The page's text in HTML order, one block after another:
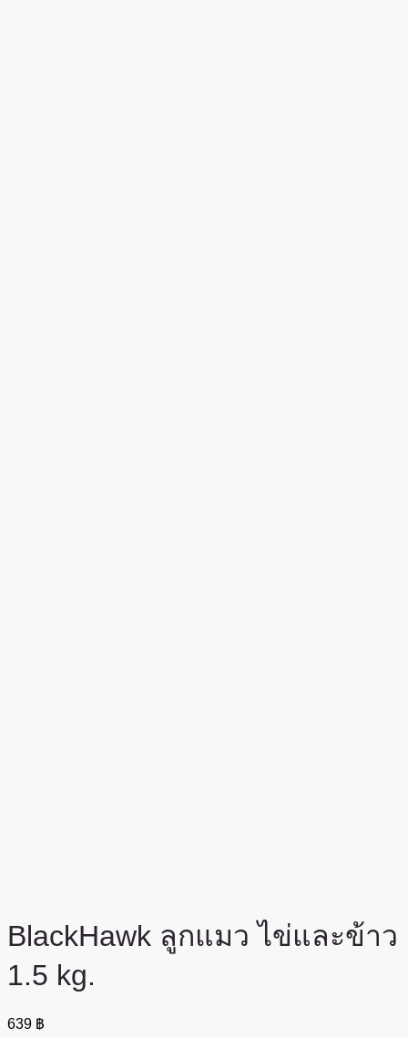
BlackHawk ลูกแมว ไข่และข้าว
1.5 kg.
639 ฿